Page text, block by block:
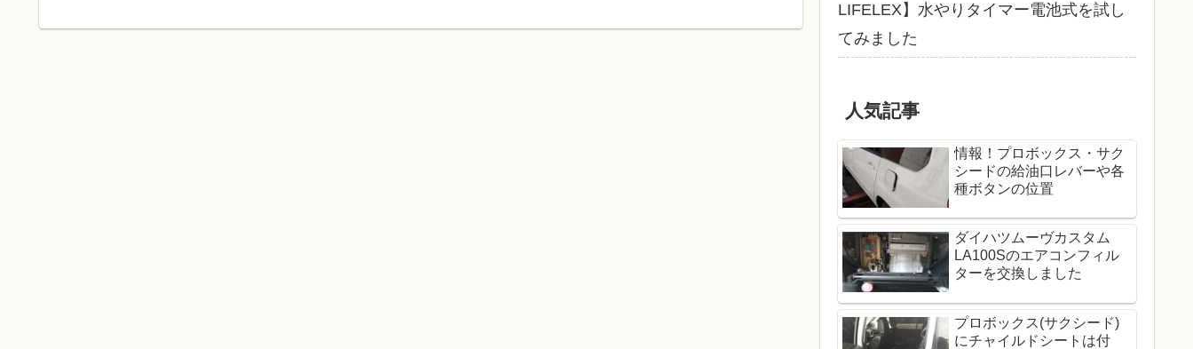
LIFELEX】水やりタイマー電池式を試し
てみました
人気記事
情報！プロボックス・サク
シードの給油口レバーや各
種ボタンの位置
ダイハツムーヴカスタム
LA100Sのエアコンフィル
ターを交換しました
プロボックス(サクシード)
にチャイルドシートは付